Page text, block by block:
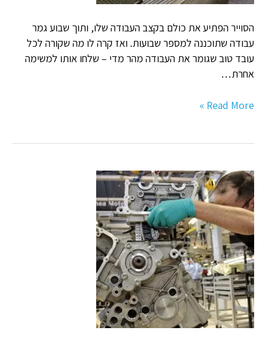
הסוייר הפתיע את כולם בקצב העבודה שלו, ותוך שבוע גמר
עבודה שתוכננה למספר שבועות. ואז קרה לו מה שקורה לכל
עובד טוב שגומר את העבודה מהר מדי – שלחו אותו למשימה
אחרת…
של
פחות
משנה
Read More »
סוייר
הסו-שף,
במפעלי
הרכבה?